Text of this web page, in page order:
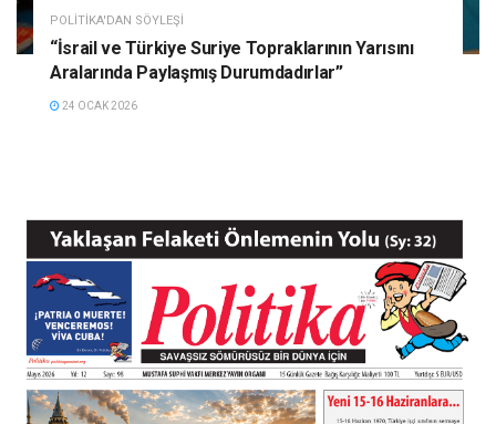
POLITIKA'DAN SÖYLEŞI
“İsrail ve Türkiye Suriye Topraklarının Yarısını
Aralarında Paylaşmış Durumdadırlar”
24 OCAK 2026